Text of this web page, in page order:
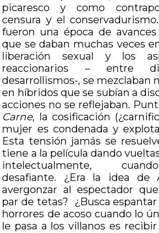
picaresco y como
censura y el
fueron una época de
que se daban muchas veces
liberación sexual y los
reaccionarios – entre
desarrollismos-, se mezclaban
en híbridos que se subían a
acciones no se reflejaban.
Carne, la cosificación
mujer es condenada y
Esta tensión jamás se
tiene a la película dando
intelectualmente,
desafiante. ¿Era la idea de
avergonzar al espectador
par de tetas? ¿Busca espantar
horrores de acoso cuando lo
le pasa a los villanos es